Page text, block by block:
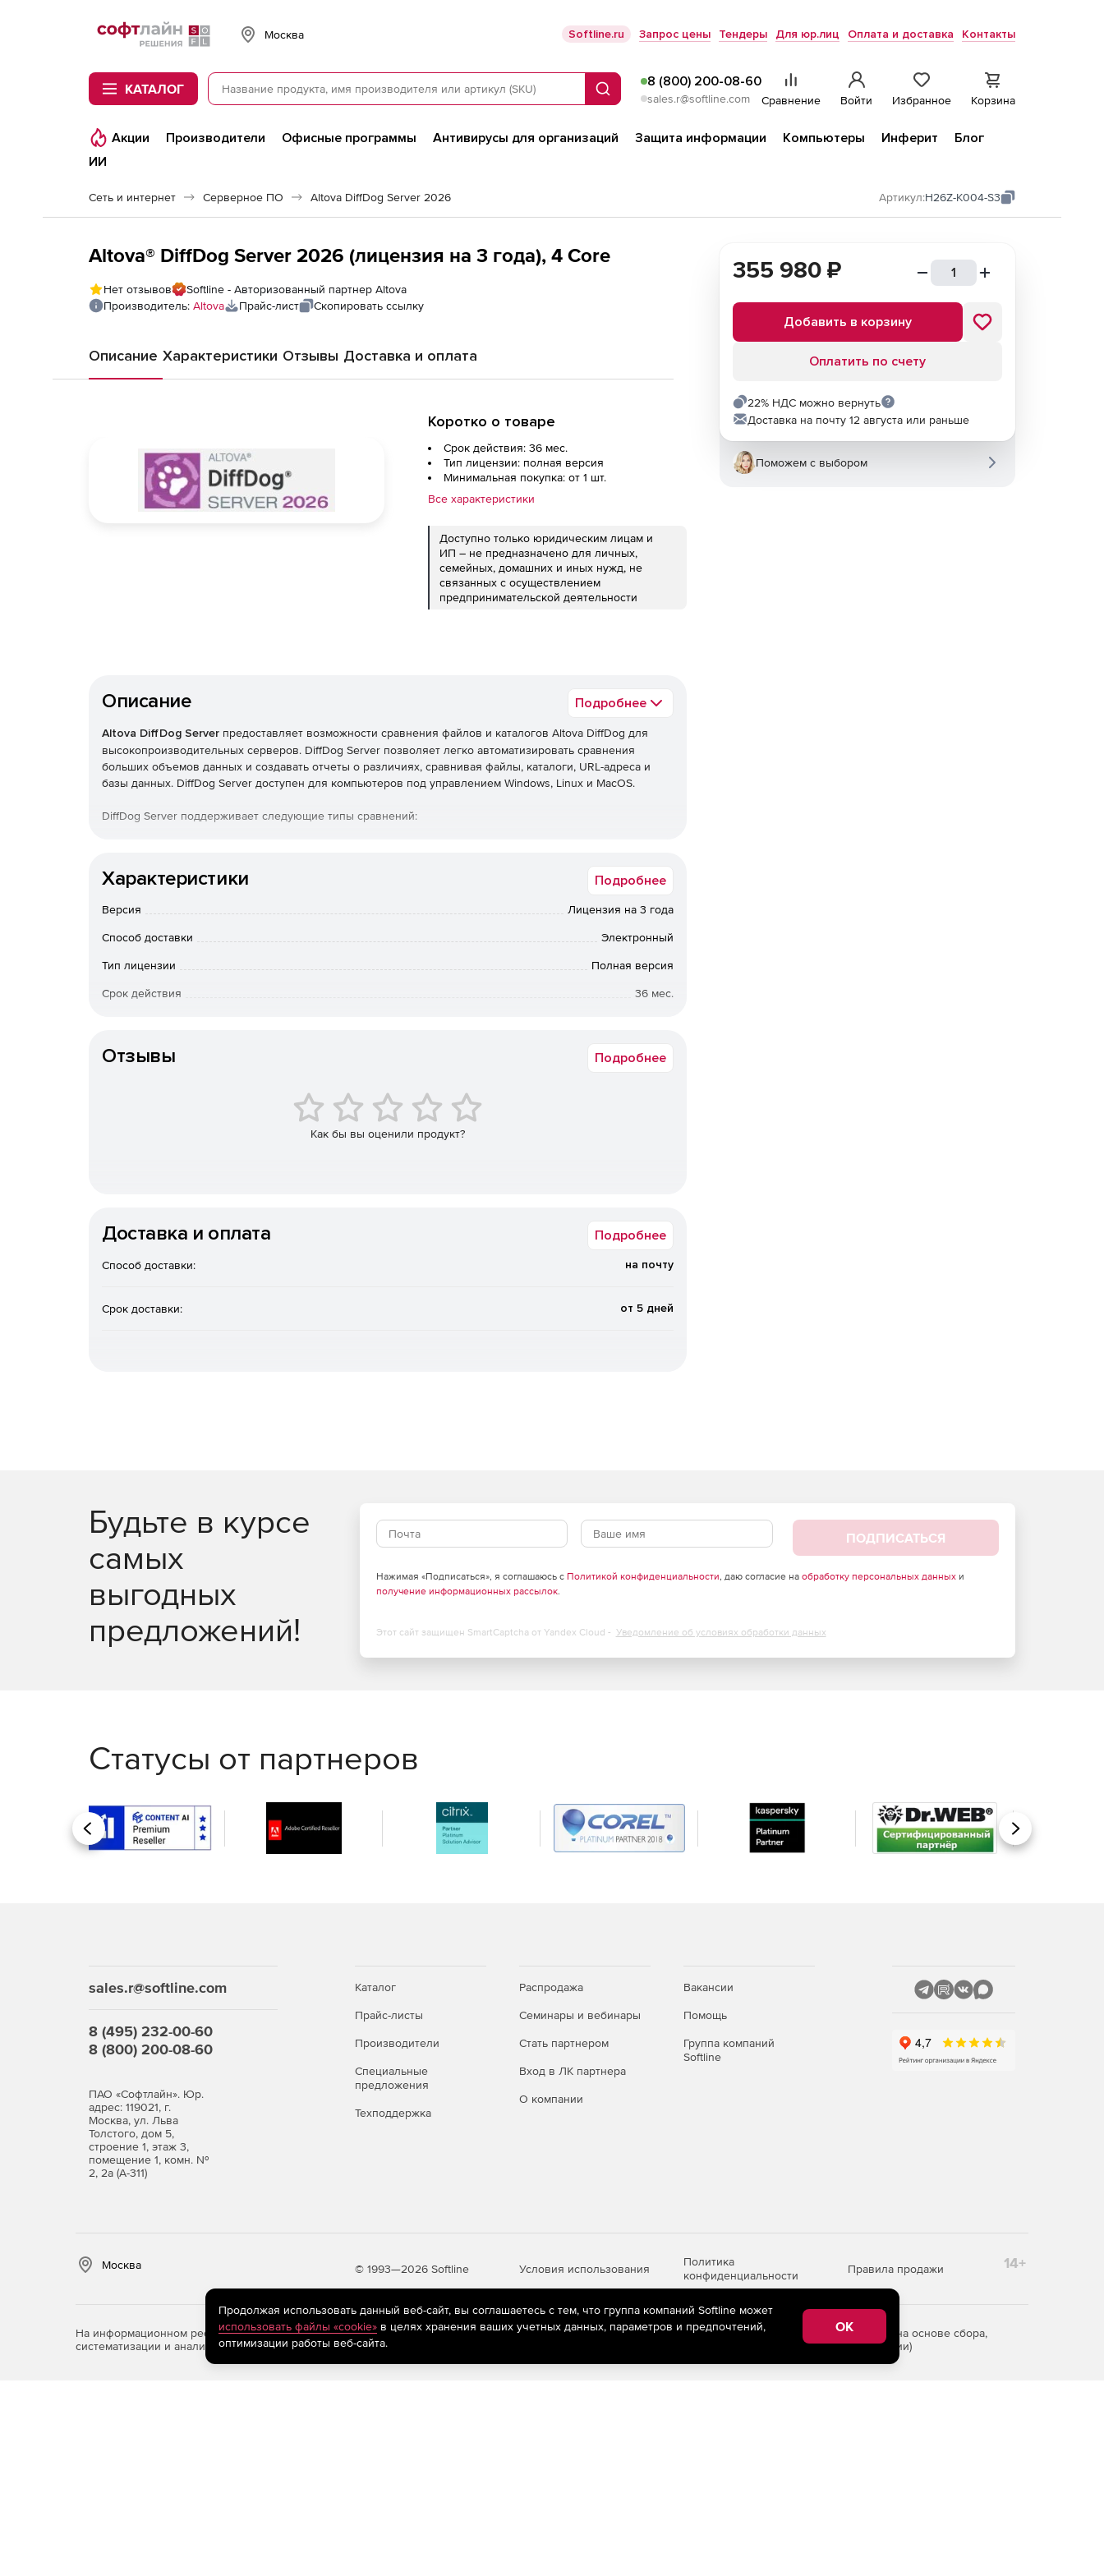
Softline
Москва Softline.ru Запрос цены Тендеры Для юр.лиц Оплата и доставка Контакты
КАТАЛОГ Поиск
8 (800) 200-08-60
sales.r@softline.com Сравнение Войти Избранное Корзина
Акции Производители Офисные программы Антивирусы для организаций Защита информации Компьютеры Инферит
Блог
ИИ
Сеть и интернет Серверное ПО Altova DiffDog Server 2026 Артикул:H26Z-K004-S3
Altova® DiffDog Server 2026 (лицензия на 3 года), 4 Core
Нет отзывов
Softline - Авторизованный партнер Altova
Производитель: Altova Прайс-лист Скопировать ссылку
Описание Характеристики Отзывы Доставка и оплата
Коротко о товаре
Срок действия: 36 мес.
Тип лицензии: полная версия
Минимальная покупка: от 1 шт.
Все характеристики
Доступно только юридическим лицам и
ИП – не предназначено для личных,
семейных, домашних и иных нужд, не
связанных с осуществлением
предпринимательской деятельности
Описание Подробнее
Altova DiffDog Server предоставляет возможности сравнения файлов и каталогов Altova DiffDog для
высокопроизводительных серверов. DiffDog Server позволяет легко автоматизировать сравнения
больших объемов данных и создавать отчеты о различиях, сравнивая файлы, каталоги, URL-адреса и
базы данных. DiffDog Server доступен для компьютеров под управлением Windows, Linux и MacOS.
DiffDog Server поддерживает следующие типы сравнений:
Документы Microsoft Word.
URL-адрес.
CSV в CSV.
на удаленном сервере баз данных, например, SQL Server.
Характеристики Подробнее
Версия Лицензия на 3 года
Способ доставки Электронный
Тип лицензии Полная версия
Срок действия 36 мес.
Отзывы Подробнее
Как бы вы оценили продукт?
Доставка и оплата Подробнее
Способ доставки: на почту
Срок доставки: от 5 дней
355 980 ₽
Добавить в корзину
Оплатить по счету
22% НДС можно вернуть
Доставка на почту 12 августа или раньше
Поможем с выбором
Будьте в курсе
самых
выгодных
предложений!
ПОДПИСАТЬСЯ
Нажимая «Подписаться», я соглашаюсь с Политикой конфиденциальности, даю согласие на обработку персональных данныхи
получение информационных рассылок.
Этот сайт защищен SmartCaptcha от Yandex Cloud - Уведомление об условиях обработки данных
Статусы от партнеров
Назад Вперед
sales.r@softline.com
8 (495) 232-00-60
8 (800) 200-08-60
ПАО «Софтлайн». Юр.
адрес: 119021, г.
Москва, ул. Льва
Толстого, дом 5,
строение 1, этаж 3,
помещение 1, комн. №
2, 2а (А-311)
Каталог
Прайс-листы
Производители
Специальные
предложения
Техподдержка
Распродажа
Семинары и вебинары
Стать партнером
Вход в ЛК партнера
О компании
Вакансии
Помощь
Группа компаний
Softline
Москва © 1993—2026 Softline Условия использования
Политика
конфиденциальности
Правила продажи 14+
На информационном ресурсе store.softline.ru применяютсярекомендательные технологии (информационные технологии предоставления информации на основе сбора,
систематизации и анализа сведений, относящихся к предпочтениям пользователей сети «Интернет», находящихся на территории Российской Федерации)
Продолжая использовать данный веб-сайт, вы соглашаетесь с тем, что группа компаний Softline может
использовать файлы «cookie»в целях хранения ваших учетных данных, параметров и предпочтений,
оптимизации работы веб-сайта.
OK